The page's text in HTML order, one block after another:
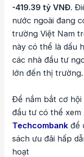
-419.39 tỷ VNĐ.
nước ngoài đang
trường Việt Nam
này có thể là dấu
các nhà đầu tư
lớn đến thị trường.
Để nắm bắt cơ
đầu tư có thể xem
Techcombank để
sách ưu đãi hấp
hoạt